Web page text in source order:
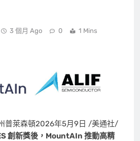
3 個月 Ago 0 1 Mins
普萊森頓2026年5月9日 /美通社/
創新獎後，MountAIn 推動高精